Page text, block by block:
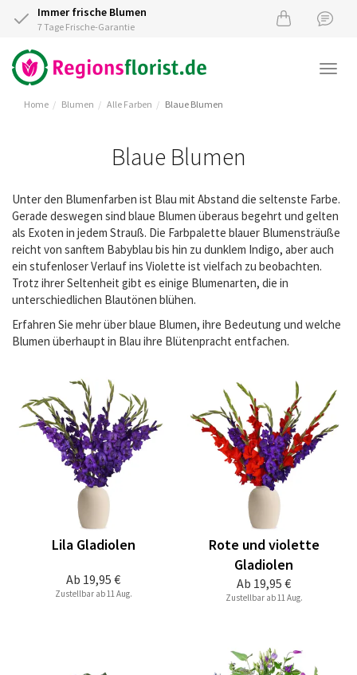
Immer frische Blumen
7 Tage Frische-Garantie
Home Blumen Alle Farben Blaue Blumen
Blaue Blumen
Unter den Blumenfarben ist Blau mit Abstand die seltenste Farbe.
Gerade deswegen sind blaue Blumen überaus begehrt und gelten
als Exoten in jedem Strauß. Die Farbpalette blauer Blumensträuße
reicht von sanftem Babyblau bis hin zu dunklem Indigo, aber auch
ein stufenloser Verlauf ins Violette ist vielfach zu beobachten.
Trotz ihrer Seltenheit gibt es einige Blumenarten, die in
unterschiedlichen Blautönen blühen.
Erfahren Sie mehr über blaue Blumen, ihre Bedeutung und welche
Blumen überhaupt in Blau ihre Blütenpracht entfachen.
Ab 19,95 €
Lila Gladiolen
Zustellbar ab 11 Aug.
Ab 19,95 €
Rote und violette
Gladiolen
Zustellbar ab 11 Aug.